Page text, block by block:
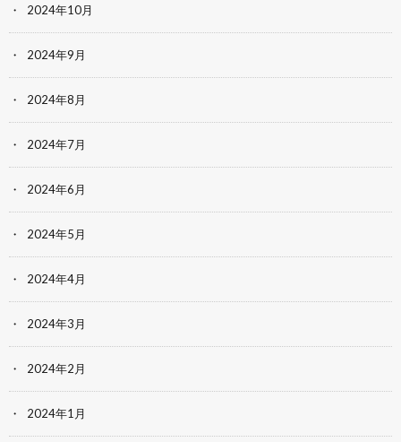
2024年10月
2024年9月
2024年8月
2024年7月
2024年6月
2024年5月
2024年4月
2024年3月
2024年2月
2024年1月